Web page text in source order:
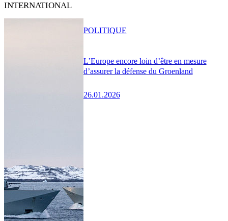
INTERNATIONAL
L’Europe encore loin d’être en mesure
d’assurer la défense du Groenland
26.01.2026
POLITIQUE